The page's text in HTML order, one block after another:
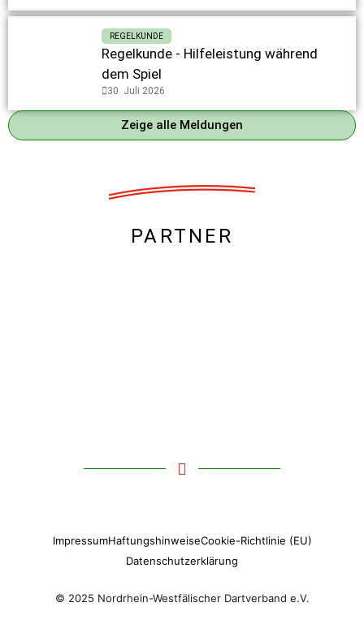
REGELKUNDE
Regelkunde - Hilfeleistung während
dem Spiel
30. Juli 2026
Zeige alle Meldungen
PARTNER
ImpressumHaftungshinweiseCookie-Richtlinie (EU)
Datenschutzerklärung